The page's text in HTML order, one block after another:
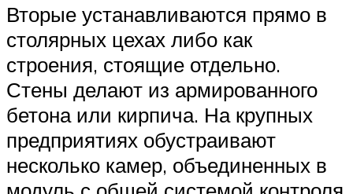
Вторые устанавливаются прямо в
столярных цехах либо как
строения, стоящие отдельно.
Стены делают из армированного
бетона или кирпича. На крупных
предприятиях обустраивают
несколько камер, объединенных в